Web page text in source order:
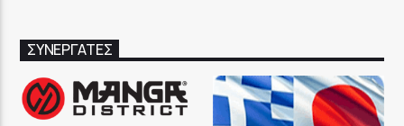
ΣΥΝΕΡΓΑΤΕΣ